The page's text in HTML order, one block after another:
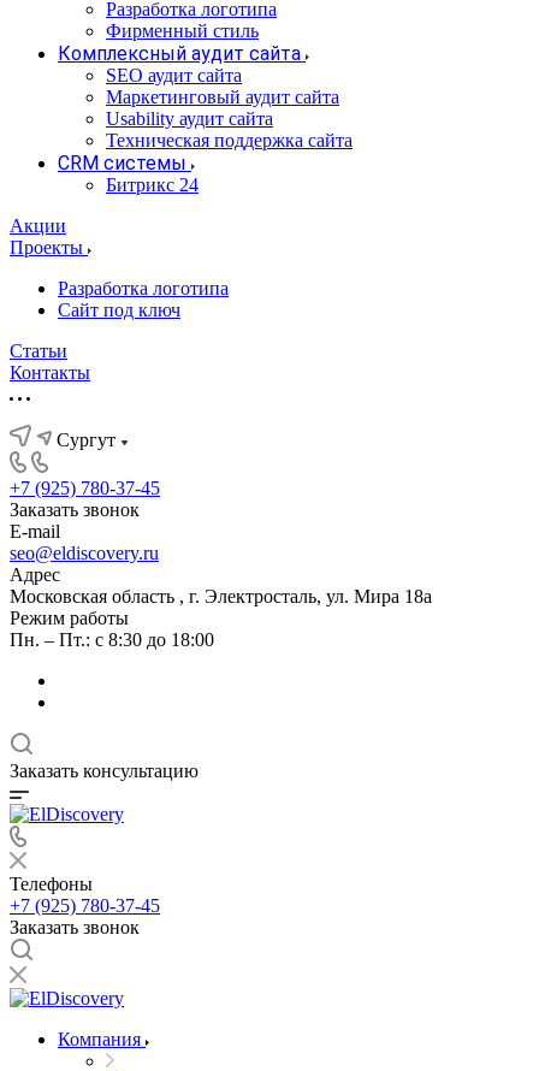
Разработка логотипа
Фирменный стиль
Комплексный аудит сайта
SEO аудит сайта
Маркетинговый аудит сайта
Usability аудит сайта
Техническая поддержка сайта
CRM системы
Битрикс 24
Акции
Проекты
Разработка логотипа
Сайт под ключ
Статьи
Контакты
Сургут
+7 (925) 780-37-45
Заказать звонок
E-mail
seo@eldiscovery.ru
Адрес
Московская область , г. Электросталь, ул. Мира 18а
Режим работы
Пн. – Пт.: с 8:30 до 18:00
Заказать консультацию
Телефоны
+7 (925) 780-37-45
Заказать звонок
Компания